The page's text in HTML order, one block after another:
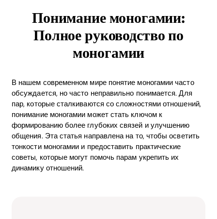
Понимание моногамии:
Полное руководство по
моногамии
В нашем современном мире понятие моногамии часто
обсуждается, но часто неправильно понимается. Для
пар, которые сталкиваются со сложностями отношений,
понимание моногамии может стать ключом к
формированию более глубоких связей и улучшению
общения. Эта статья направлена на то, чтобы осветить
тонкости моногамии и предоставить практические
советы, которые могут помочь парам укрепить их
динамику отношений.